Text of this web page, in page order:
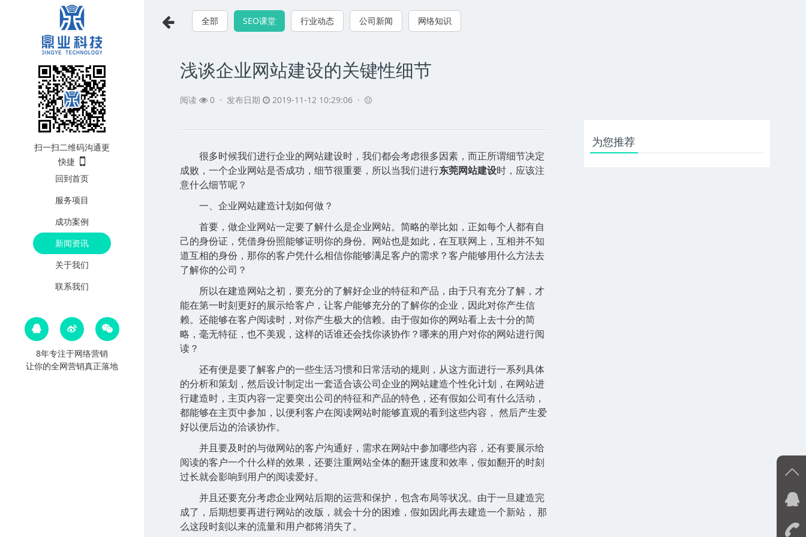
扫一扫二维码沟通更
快捷
回到首页
服务项目
成功案例
新闻资讯
关于我们
联系我们
8年专注于网络营销
让你的全网营销真正落地
全部 SEO课堂 行业动态 公司新闻 网络知识
浅谈企业网站建设的关键性细节
阅读 0 · 发布日期 2019-11-12 10:29:06 ·
很多时候我们进行企业的网站建设时，我们都会考虑很多因素，而正所谓细节决定
成败，一个企业网站是否成功，细节很重要，所以当我们进行东莞网站建设时，应该注
意什么细节呢？
一、企业网站建造计划如何做？
首要，做企业网站一定要了解什么是企业网站。简略的举比如，正如每个人都有自
己的身份证，凭借身份照能够证明你的身份。网站也是如此，在互联网上，互相并不知
道互相的身份，那你的客户凭什么相信你能够满足客户的需求？客户能够用什么方法去
了解你的公司？
所以在建造网站之初，要充分的了解好企业的特征和产品，由于只有充分了解，才
能在第一时刻更好的展示给客户，让客户能够充分的了解你的企业，因此对你产生信
赖。还能够在客户阅读时，对你产生极大的信赖。由于假如你的网站看上去十分的简
略，毫无特征，也不美观，这样的话谁还会找你谈协作？哪来的用户对你的网站进行阅
读？
还有便是要了解客户的一些生活习惯和日常活动的规则，从这方面进行一系列具体
的分析和策划，然后设计制定出一套适合该公司企业的网站建造个性化计划，在网站进
行建造时，主页内容一定要突出公司的特征和产品的特色，还有假如公司有什么活动，
都能够在主页中参加，以便利客户在阅读网站时能够直观的看到这些内容， 然后产生爱
好以便后边的洽谈协作。
并且要及时的与做网站的客户沟通好，需求在网站中参加哪些内容，还有要展示给
阅读的客户一个什么样的效果，还要注重网站全体的翻开速度和效率，假如翻开的时刻
过长就会影响到用户的阅读爱好。
并且还要充分考虑企业网站后期的运营和保护，包含布局等状况。由于一旦建造完
成了，后期想要再进行网站的改版，就会十分的困难，假如因此再去建造一个新站， 那
么这段时刻以来的流量和用户都将消失了。
为您推荐